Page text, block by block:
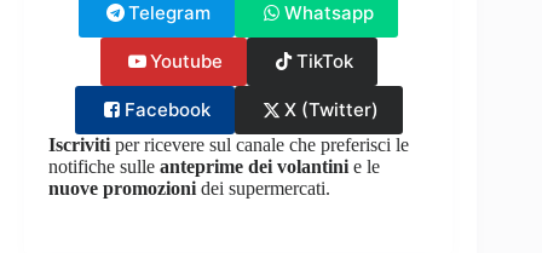
Telegram Whatsapp
Youtube TikTok
Facebook X (Twitter)
Iscriviti per ricevere sul canale che preferisci le
notifiche sulle anteprime dei volantini e le
nuove promozioni dei supermercati.